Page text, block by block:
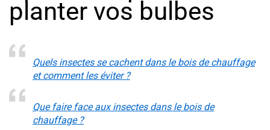
planter vos bulbes
Quels insectes se cachent dans le bois de chauffage
et comment les éviter ?
Que faire face aux insectes dans le bois de
chauffage ?